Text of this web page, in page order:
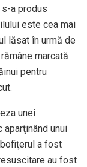
a produs
este cea mai
lăsat în urmă de
marcată
pentru
unei
unui
a fost
au fost